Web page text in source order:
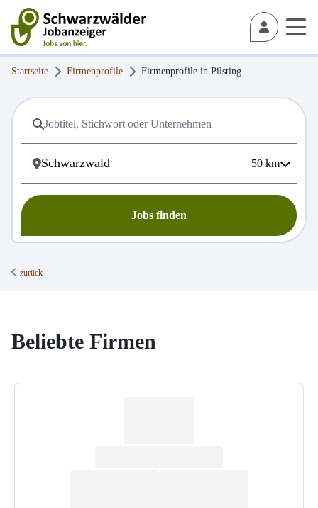
Startseite Firmenprofile Firmenprofile in Pilsting
50 km
Jobs finden
zurück
Beliebte Firmen